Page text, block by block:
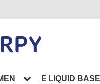
E LIQUID BASE